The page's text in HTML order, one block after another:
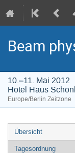
Beam
10.–11. Mai 2012
Hotel Haus
Europe/Berlin Zeitzone
Übersicht
Tagesordnung